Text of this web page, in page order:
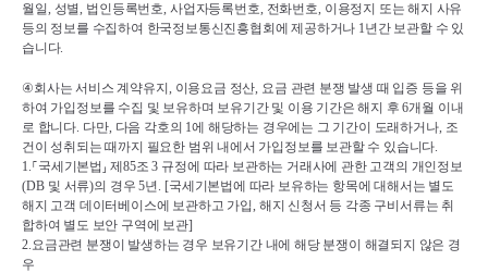
월일, 성별, 법인등록번호, 사업자등록번호, 전화번호, 이용정지 또는 해지 사유
등의 정보를 수집하여 한국정보통신진흥협회에 제공하거나 1년간 보관할 수 있
습니다.
④회사는 서비스 계약유지 , 이용요금 정산, 요금 관련 분쟁 발생 때 입증 등을 위
하여 가입정보를 수집 및 보유하며 보유기간 및 이용 기간은 해지 후 6개월 이내
로 합니다. 다만, 다음 각호의 1에 해당하는 경우에는 그 기간이 도래하거나, 조
건이 성취되는 때까지 필요한 범위 내에서 가입정보를 보관할 수 있습니다.
1.⸀국세기본법 ⸥ 제 85조 3 규정에 따라 보관하는 거래사에 관한 고객의 개인정보
(DB 및 서류)의 경우 5년 . [국세기본법에 따라 보유하는 항목에 대해서는 별도
해지 고객 데이터베이스에 보관하고 가입, 해지 신청서 등 각종 구비서류는 취
합하여 별도 보안 구역에 보관]
2.요금관련 분쟁이 발생하는 경우 보유기간 내에 해당 분쟁이 해결되지 않은 경
우